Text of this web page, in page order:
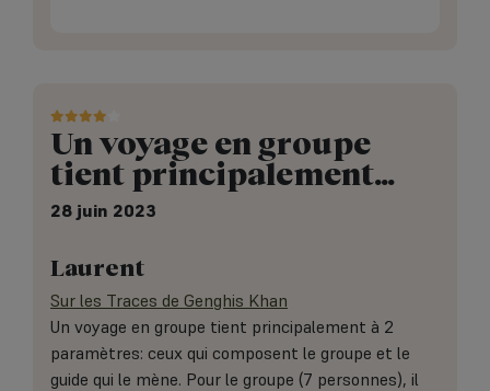
Un voyage en groupe
tient principalement…
28 juin 2023
Laurent
Sur les Traces de Genghis Khan
Un voyage en groupe tient principalement à 2
paramètres: ceux qui composent le groupe et le
guide qui le mène. Pour le groupe (7 personnes), il